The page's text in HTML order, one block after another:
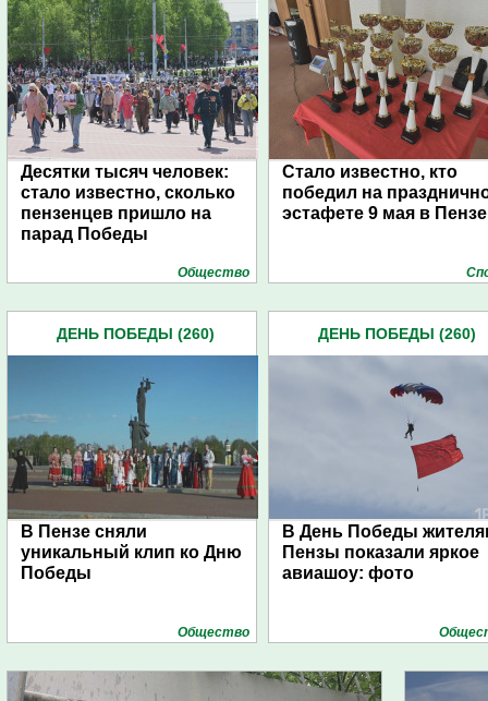
Десятки тысяч человек:
стало известно, сколько
пензенцев пришло на
парад Победы
Общество
Стало известно, кто
победил на
эстафете 9 мая в Пензе
ДЕНЬ ПОБЕДЫ (260)
В Пензе сняли
уникальный клип ко Дню
Победы
Общество
ДЕНЬ ПОБЕДЫ (260)
В День Победы
Пензы показали яркое
авиашоу: фото